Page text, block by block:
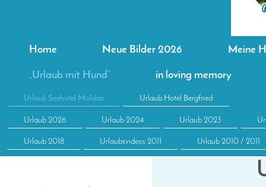
Home Neue Bilder 2026 Meine
„Urlaub mit Hund“ in loving memory
Urlaub Seehotel Moldan Urlaub Hotel Bergfried
Urlaub 2026 Urlaub 2024 Urlaub 2023
Urlaub 2018 Urlaubsvideos 2011 Urlaub 2010 / 2011